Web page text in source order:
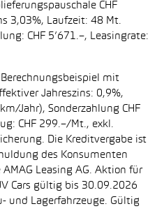
CHF
3,03%, Laufzeit: 48 Mt.
CHF 5’671.–, Leasingrate:
mit
Jahreszins: 0,9%,
Jahr), Sonderzahlung CHF
CHF 299.–/Mt., exkl.
Die Kreditvergabe ist
des Konsumenten
Leasing AG. Aktion für
Cars gültig bis 30.09.2026
und Lagerfahrzeuge. Gültig